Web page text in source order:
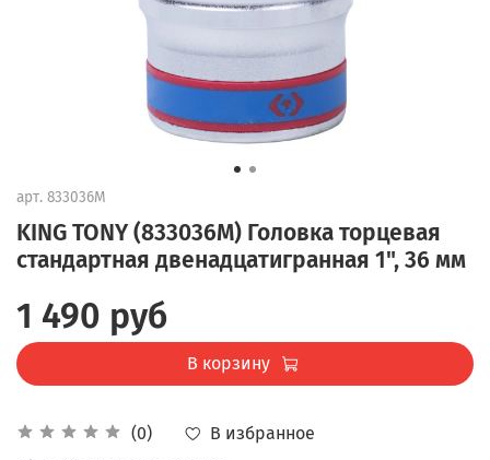
арт. 833036M
KING TONY (833036M) Головка торцевая
стандартная двенадцатигранная 1", 36 мм
(0)
В избранное
1 490 руб
В корзину